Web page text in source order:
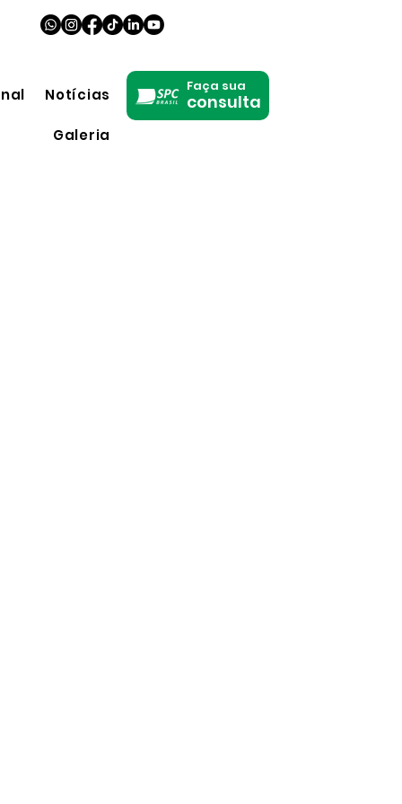
Notícias
Galeria
Faça sua
consulta